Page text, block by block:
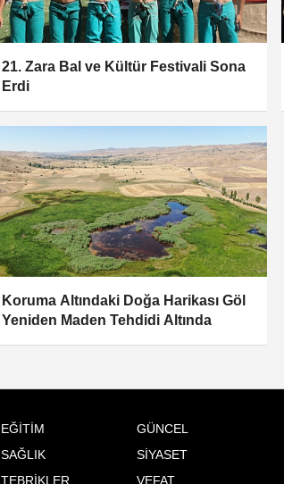
21. Zara Bal ve Kültür Festivali Sona
Erdi
Koruma Altındaki Doğa Harikası Göl
Yeniden Maden Tehdidi Altında
EĞİTİM
GÜNCEL
SAĞLIK
SİYASET
TEBRİKLER
VEFAT